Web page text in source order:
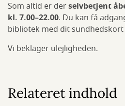
Som altid er derselvbetjent
kl. 7.00–22.00. Du kan få
bibliotek med dit
Vi beklager ulejligheden.
Relateret indhold